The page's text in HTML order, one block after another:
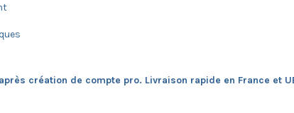
création de compte pro. Livraison rapide en France et